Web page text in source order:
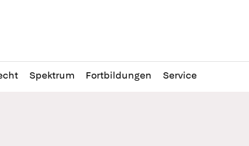
Spektrum Fortbildungen Service